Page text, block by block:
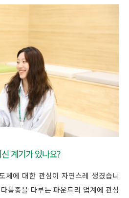
계기가 있나요?
체에 대한 관심이 자연스레 생겼습니
품종을 다루는 파운드리 업계에 관심